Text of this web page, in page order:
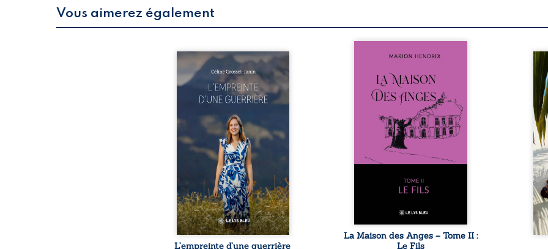
Vous aimerez également
Que reste-t-il de l’enfance
lorsque la maladie impose ses
propres règles ? L’empreinte
d’une guerrière livre, sans
détour, le récit d’un quotidien
bouleversé par la maladie
chronique, l’errance médicale
et de longues hospitalisations.
L’auteure y raconte ce que les
dossiers médicaux taisent : la
peur, l’isolement, l’épuisement
et le sentiment de ne pas ...
L’empreinte d’une guerrière
Nous sommes en 1979, soit 15
patriarche Anatole-Eustache.
La famille devra affronter non
seulement un inconnu qui rôde
autour du domaine et dont
Firmin, le fidèle majordome,
redoute les visites, le passé
encombrant d’Anatole-
Eustache, la malédiction
familiale, mais aussi la toute-
puissance de Gauthier. Mais
comment dompter cet enfant
avant qu’il ...
La Maison des Anges – Tome II :
Le Fils
Au
eux,